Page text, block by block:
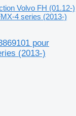
Volvo FH (01.12-)
4 series (2013-)
pour
(2013-)